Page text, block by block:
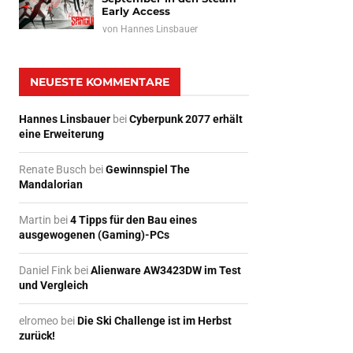
Early Access
von Hannes Linsbauer
NEUESTE KOMMENTARE
Hannes Linsbauer beiCyberpunk 2077 erhält
eine Erweiterung
Renate Busch beiGewinnspiel The
Mandalorian
Martin bei4 Tipps für den Bau eines
ausgewogenen (Gaming)-PCs
Daniel Fink beiAlienware AW3423DW im Test
und Vergleich
elromeo beiDie Ski Challenge ist im Herbst
zurück!